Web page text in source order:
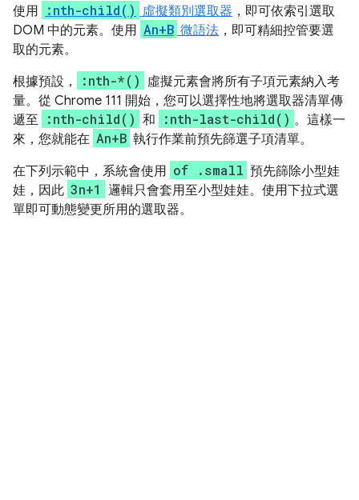
使用 :nth-child() 虛擬類別選取器 ，即可依索引選取
DOM 中的元素。使用 An+B 微語法 ，即可精細控管要選
取的元素。
根據預設，
:nth-*() 虛擬元素會將所有子項元素納入考
量。從 Chrome 111 開始，您可以選擇性地將選取器清單傳
遞至
:nth-child() 和 :nth-last-child() 。這樣一
來，您就能在 An+B 執行作業前預先篩選子項清單。
在下列示範中，系統會使用 of .small 預先篩除小型娃
娃，因此 3n+1 邏輯只會套用至小型娃娃。使用下拉式選
單即可動態變更所用的選取器。